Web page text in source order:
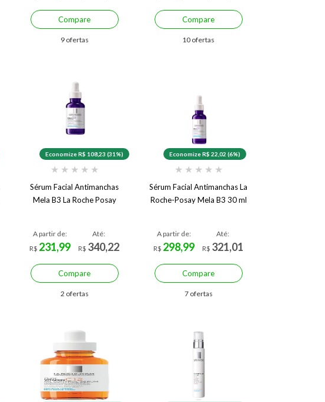
Compare
9 ofertas
Compare
10 ofertas
Economize R$ 108,23 (31%)
★ ★ ★ ★ ★
Sérum Facial Antimanchas
Mela B3 La Roche Posay
A partir de:
R$ 231,99
Até:
R$ 340,22
Compare
2 ofertas
Economize R$ 22,02 (6%)
★ ★ ★ ★ ★
Sérum Facial Antimanchas La
Roche-Posay Mela B3 30 ml
A partir de:
R$ 298,99
Até:
R$ 321,01
Compare
7 ofertas